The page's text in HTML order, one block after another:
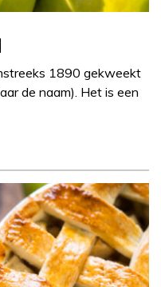
1890 gekweekt
de naam). Het is een